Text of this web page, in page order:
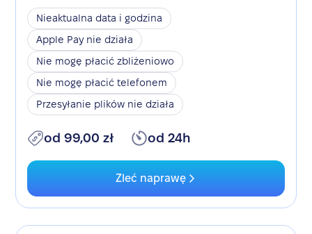
Nieaktualna data i godzina
Apple Pay nie działa
Nie mogę płacić zbliżeniowo
Nie mogę płacić telefonem
Przesyłanie plików nie działa
od 99,00 zł od 24h
Zleć naprawę